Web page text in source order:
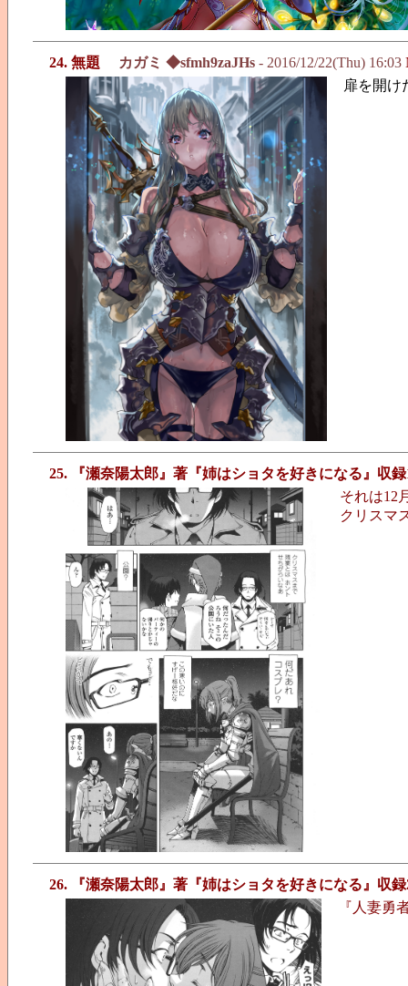
24. 無題 カガミ ◆sfmh9zaJHs - 2016/12/22(Thu) 16:03
扉を開け
25. 『瀬奈陽太郎』著『姉はショタを好きになる』収録
それは12
クリスマ
26. 『瀬奈陽太郎』著『姉はショタを好きになる』収録
『人妻勇